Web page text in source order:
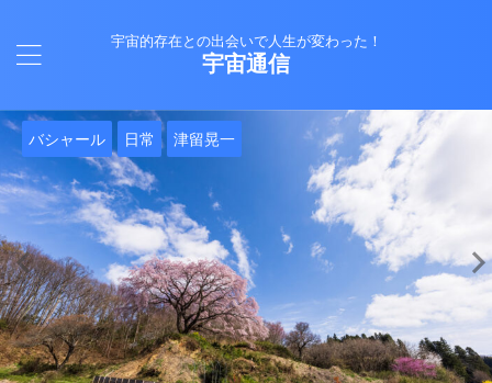
宇宙的存在との出会いで人生が変わった！
宇宙通信
日常 津留晃一
バシャール 日常 津留晃一
Healy 日常
バシャール 日常
日常
日常
Healy 日常 津留晃一
日常
Healy 日常
日常